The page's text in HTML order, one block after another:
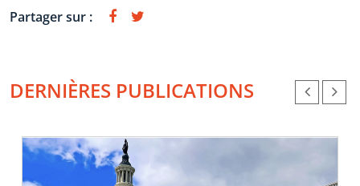
Partager sur :
DERNIÈRES PUBLICATIONS